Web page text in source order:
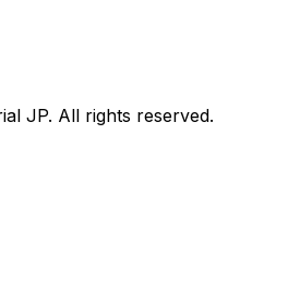
JP. All rights reserved.